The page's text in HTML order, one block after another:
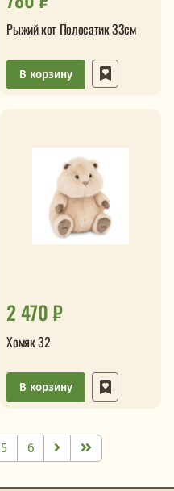
Рыжий кот Полосатик 33см
В корзину
2 470 ₽
Хомяк 32
В корзину
5 6